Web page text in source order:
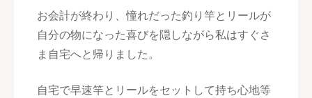
お会計が終わり、憧れだった釣り竿とリールが
自分の物になった喜びを隠しながら私はすぐさ
ま自宅へと帰りました。
自宅で早速竿とリールをセットして持ち心地等